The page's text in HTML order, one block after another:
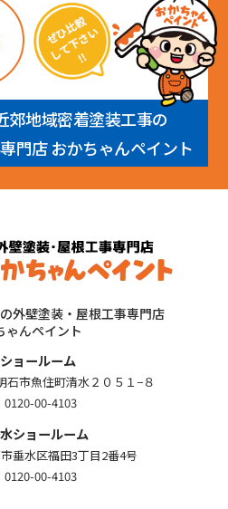
郊地域密着塗装工事の
門店 おかちゃんペイント
外壁塗装・屋根工事専門店
ゃんペイント
ョールーム
石市魚住町清水２０５１−８
0120-00-4103
ショールーム
垂水区福田3丁目2番4号
0120-00-4103